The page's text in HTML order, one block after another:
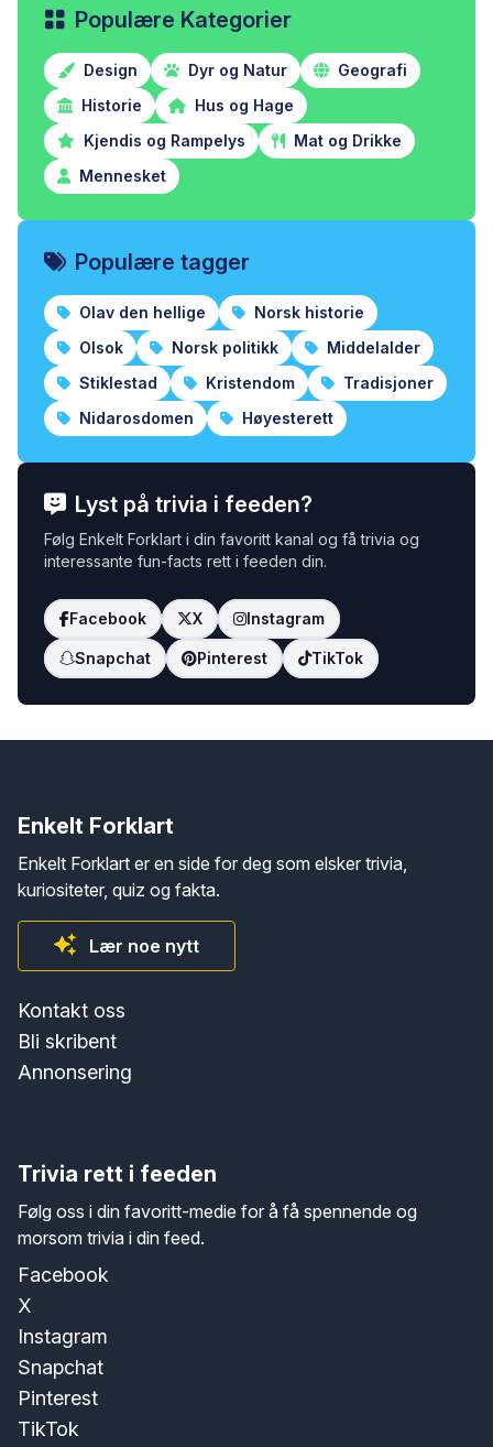
Populære Kategorier
Design Dyr og Natur
Geografi
Historie
Hus og Hage
Kjendis og Rampelys
Mat og Drikke
Mennesket
Populære tagger
Olav den hellige
Norsk historie
Olsok
Norsk politikk
Middelalder
Stiklestad
Kristendom
Tradisjoner
Nidarosdomen
Høyesterett
Lyst på trivia i feeden?
Følg Enkelt Forklart i din favoritt kanal og få trivia og
interessante fun-facts rett i feeden din.
Facebook X Instagram
Snapchat Pinterest TikTok
Enkelt Forklart
Enkelt Forklart er en side for deg som elsker trivia,
kuriositeter, quiz og fakta.
Lær noe nytt
Kontakt oss
Bli skribent
Annonsering
Trivia rett i feeden
Følg oss i din favoritt-medie for å få spennende og
morsom trivia i din feed.
Facebook
X
Instagram
Snapchat
Pinterest
TikTok